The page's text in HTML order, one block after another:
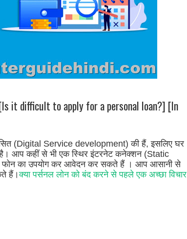
difficult to apply for a personal loan?] [In
(Digital Service development) की हैं, इसलिए घर
आप कहीं से भी एक स्थिर इंटरनेट कनेक्शन (Static
फोन का उपयोग कर आवेदन कर सकते हैं । आप आसानी से
हैं।क्या पर्सनल लोन को बंद करने से पहले एक अच्छा विचार